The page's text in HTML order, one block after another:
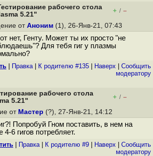
рабочего стола
5.21"
+ / –
от Аноним (1), 26-Янв-21, 07:43
нет, Генту. Может ты их просто "не
Для тебя гиг у плазмы
Правка| К родителю #135 Наверх
Cообщить
модератору
рабочего стола
5.21"
+ / –
от Мастер (?), 27-Янв-21, 14:12
Попробуй Гном поставить, в нем на
4-6 гигов потребляет.
Правка| К родителю #9 Наверх
Cообщить
модератору